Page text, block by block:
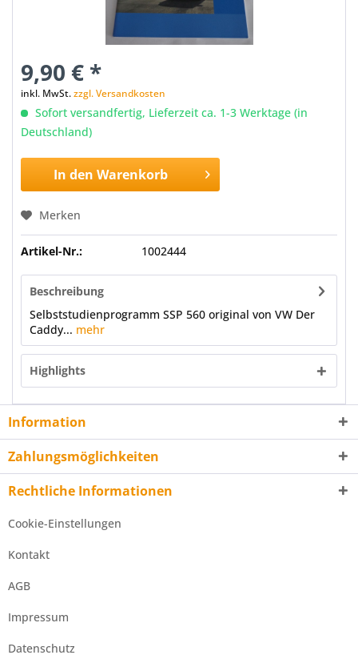
9,90 € *
inkl. MwSt.zzgl. Versandkosten
Sofort versandfertig, Lieferzeit ca. 1-3 Werktage (in
Deutschland)
In den Warenkorb
Merken
Artikel-Nr.: 1002444
Beschreibung
Selbststudienprogramm SSP 560 original von VW Der
Caddy... mehr
Highlights
Information
Zahlungsmöglichkeiten
Rechtliche Informationen
Cookie-Einstellungen
Kontakt
AGB
Impressum
Datenschutz